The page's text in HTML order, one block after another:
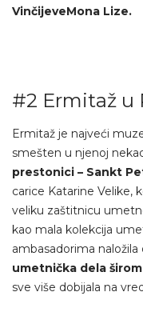
VinčijeveMona Lize.
#2 Ermitaž u
Ermitaž je najveći
smešten u njenoj
prestonici – Sankt
carice Katarine Velike,
veliku zaštitnicu
kao mala kolekcija
ambasadorima naložila
umetnička dela
sve više dobijala na